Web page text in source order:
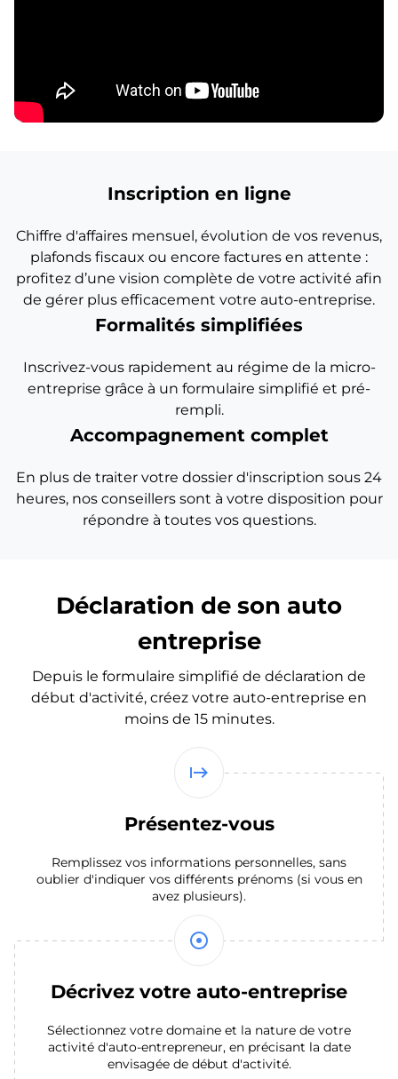
Inscription en ligne
Chiffre d'affaires mensuel, évolution de vos revenus,
plafonds fiscaux ou encore factures en attente :
profitez d’une vision complète de votre activité afin
de gérer plus efficacement votre auto-entreprise.
Formalités simplifiées
Inscrivez-vous rapidement au régime de la micro-
entreprise grâce à un formulaire simplifié et pré-
rempli.
Accompagnement complet
En plus de traiter votre dossier d'inscription sous 24
heures, nos conseillers sont à votre disposition pour
répondre à toutes vos questions.
Déclaration de son auto
entreprise
Depuis le formulaire simplifié de déclaration de
début d'activité, créez votre auto-entreprise en
moins de 15 minutes.
start
Présentez-vous
Remplissez vos informations personnelles, sans
oublier d'indiquer vos différents prénoms (si vous en
avez plusieurs).
Décrivez votre auto-entreprise
Sélectionnez votre domaine et la nature de votre
activité d'auto-entrepreneur, en précisant la date
envisagée de début d'activité.
mode_standby